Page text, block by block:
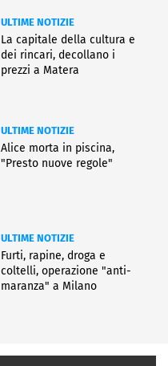
ULTIME NOTIZIE
La capitale della cultura e
dei rincari, decollano i
prezzi a Matera
ULTIME NOTIZIE
Alice morta in piscina,
"Presto nuove regole"
ULTIME NOTIZIE
Furti, rapine, droga e
coltelli, operazione "anti-
maranza" a Milano